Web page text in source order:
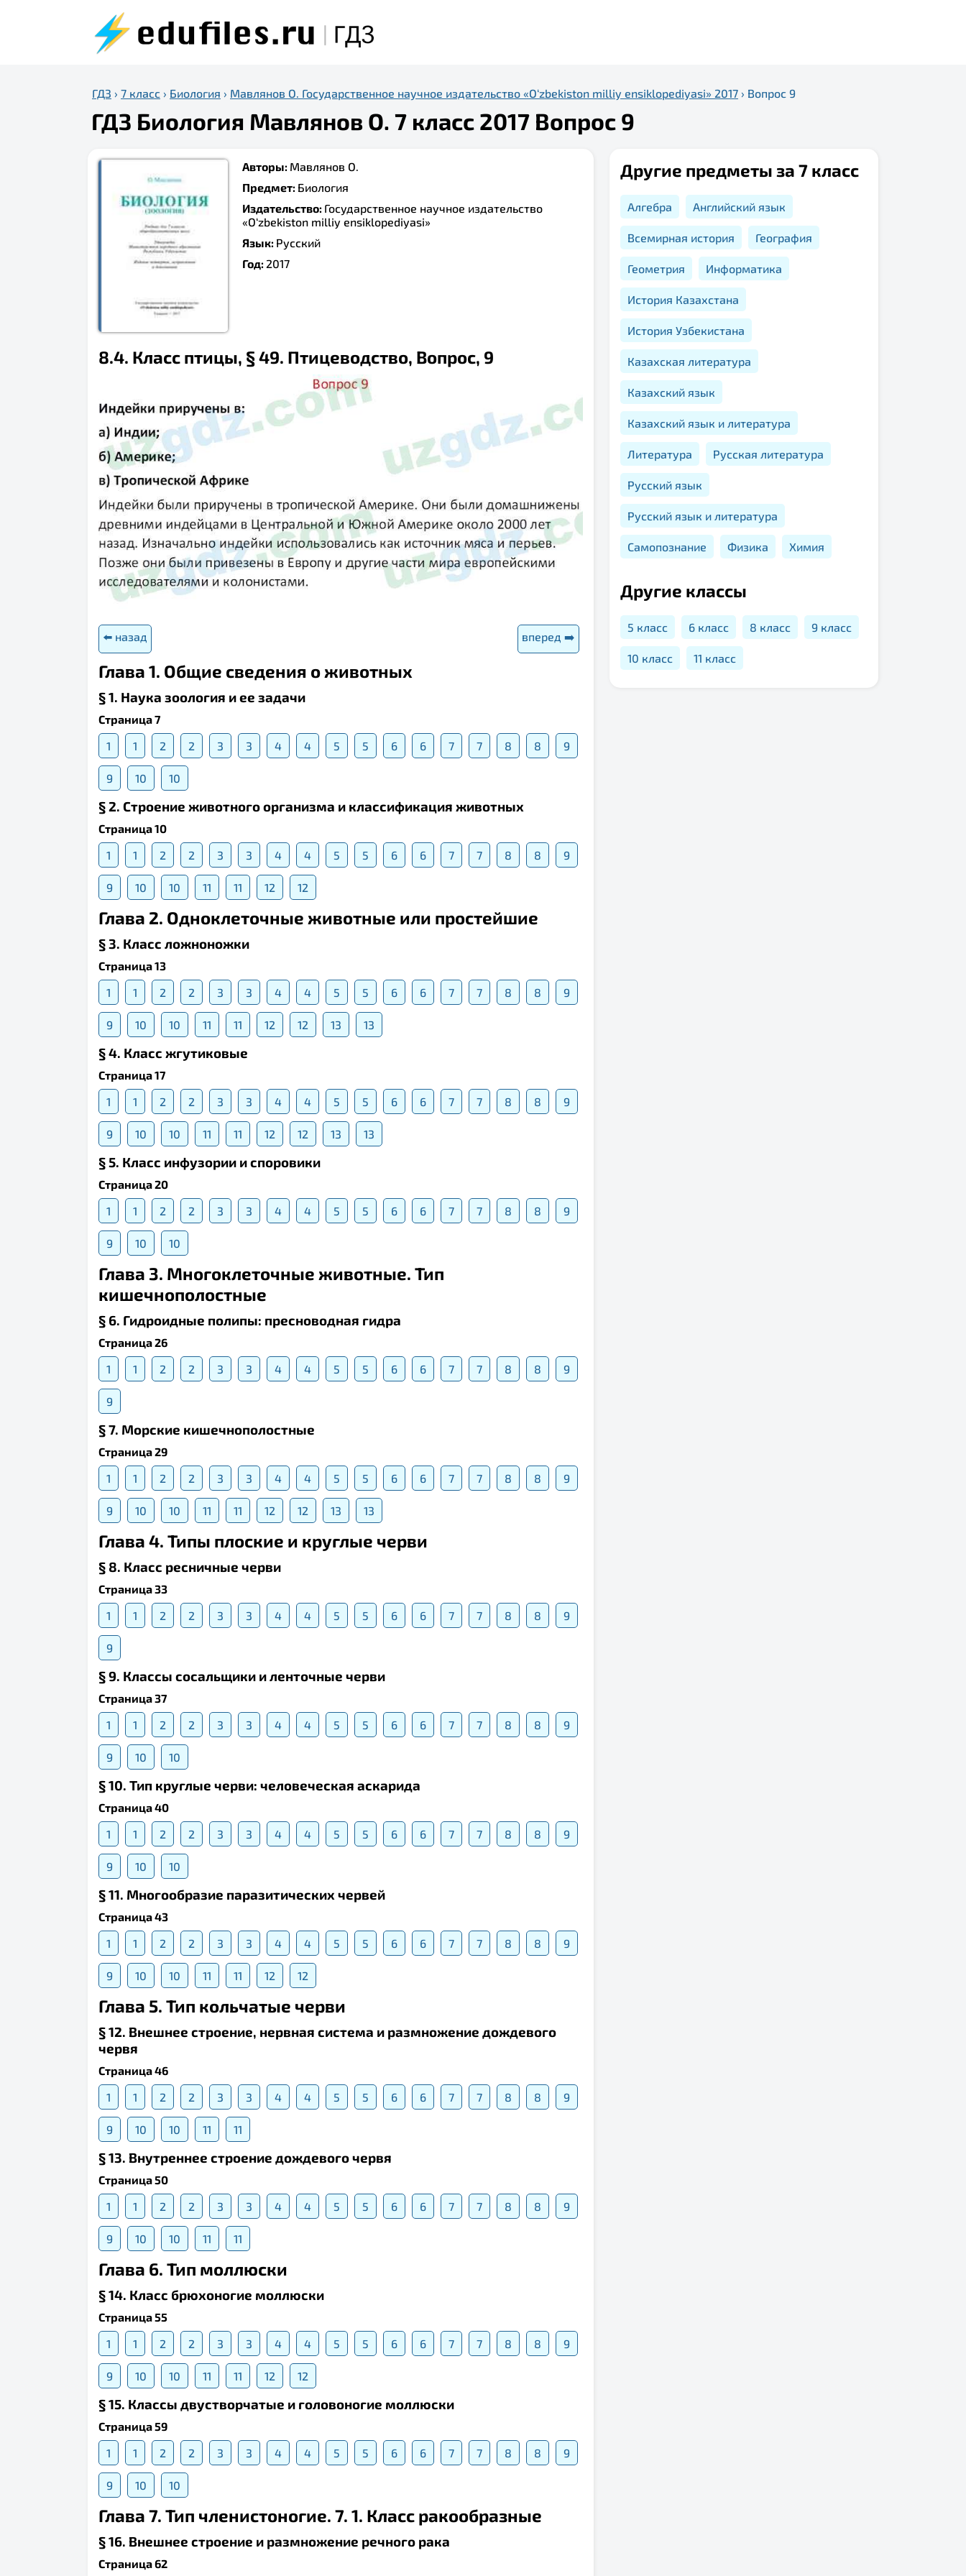
ГДЗ › 7 класс › Биология › Мавлянов О. Государственное научное издательство «O‘zbekiston milliy ensiklopediyasi» 2017 › Вопрос 9
ГДЗ Биология Мавлянов О. 7 класс 2017 Вопрос 9
Авторы: Мавлянов О.
Предмет: Биология
Издательство: Государственное научное издательство
«O‘zbekiston milliy ensiklopediyasi»
Язык: Русский
Год: 2017
8.4. Класс птицы, § 49. Птицеводство, Вопрос, 9
⬅️ назад вперед ➡️
Глава 1. Общие сведения о животных
§ 1. Наука зоология и ее задачи
Страница 7
1
1 2 2 3 3 4 4 5 5 6 6 7 7 8 8 9
9 10 10
§ 2. Строение животного организма и классификация животных
Страница 10
1
1 2 2 3 3 4 4 5 5 6 6 7 7 8 8 9
9 10 10 11 11 12 12
Глава 2. Одноклеточные животные или простейшие
§ 3. Класс ложноножки
Страница 13
1
1 2 2 3 3 4 4 5 5 6 6 7 7 8 8 9
9 10 10 11 11 12 12 13 13
§ 4. Класс жгутиковые
Страница 17
1
1 2 2 3 3 4 4 5 5 6 6 7 7 8 8 9
9 10 10 11 11 12 12 13 13
§ 5. Класс инфузории и споровики
Страница 20
1
1 2 2 3 3 4 4 5 5 6 6 7 7 8 8 9
9 10 10
Глава 3. Многоклеточные животные. Тип
кишечнополостные
§ 6. Гидроидные полипы: пресноводная гидра
Страница 26
1
1 2 2 3 3 4 4 5 5 6 6 7 7 8 8 9
9
§ 7. Морские кишечнополостные
Страница 29
1
1 2 2 3 3 4 4 5 5 6 6 7 7 8 8 9
9 10 10 11 11 12 12 13 13
Глава 4. Типы плоские и круглые черви
§ 8. Класс ресничные черви
Страница 33
1
1 2 2 3 3 4 4 5 5 6 6 7 7 8 8 9
9
§ 9. Классы сосальщики и ленточные черви
Страница 37
1
1 2 2 3 3 4 4 5 5 6 6 7 7 8 8 9
9 10 10
§ 10. Тип круглые черви: человеческая аскарида
Страница 40
1
1 2 2 3 3 4 4 5 5 6 6 7 7 8 8 9
9 10 10
§ 11. Многообразие паразитических червей
Страница 43
1
1 2 2 3 3 4 4 5 5 6 6 7 7 8 8 9
9 10 10 11 11 12 12
Глава 5. Тип кольчатые черви
§ 12. Внешнее строение, нервная система и размножение дождевого
червя
Страница 46
1
1 2 2 3 3 4 4 5 5 6 6 7 7 8 8 9
9 10 10 11 11
§ 13. Внутреннее строение дождевого червя
Страница 50
1
1 2 2 3 3 4 4 5 5 6 6 7 7 8 8 9
9 10 10 11 11
Глава 6. Тип моллюски
§ 14. Класс брюхоногие моллюски
Страница 55
1
1 2 2 3 3 4 4 5 5 6 6 7 7 8 8 9
9 10 10 11 11 12 12
§ 15. Классы двустворчатые и головоногие моллюски
Страница 59
1
1 2 2 3 3 4 4 5 5 6 6 7 7 8 8 9
9 10 10
Глава 7. Тип членистоногие. 7. 1. Класс ракообразные
§ 16. Внешнее строение и размножение речного рака
Страница 62
Другие предметы за 7 класс
Алгебра Английский язык
Всемирная история География
Геометрия Информатика
История Казахстана
История Узбекистана
Казахская литература
Казахский язык
Казахский язык и литература
Литература Русская литература
Русский язык
Русский язык и литература
Самопознание Физика Химия
Другие классы
5 класс 6 класс 8 класс 9 класс
10 класс 11 класс